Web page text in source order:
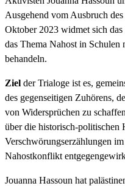
Ausgehend vom Ausbruch
Oktober 2023 widmet sich
das Thema Nahost in Schulen
behandeln.
Ziel der Trialoge ist es,
des gegenseitigen Zuhörens,
von Widersprüchen zu
über die historisch-politischen
Verschwörungserzählungen
Nahostkonflikt
Jouanna Hassoun hat